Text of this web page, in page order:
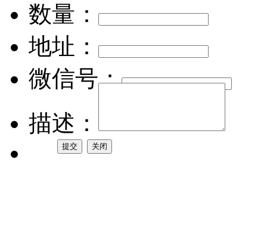
数量：
地址：
微信号：
描述：